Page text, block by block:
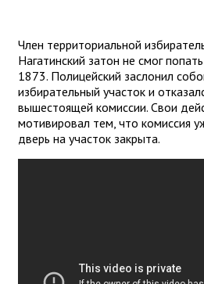
Член территориальной
Нагатинский затон не смог
1873. Полицейский заслонил
избирательный участок и
вышестоящей комиссии. Свои
мотивировал тем, что комиссия
дверь на участок закрыта.